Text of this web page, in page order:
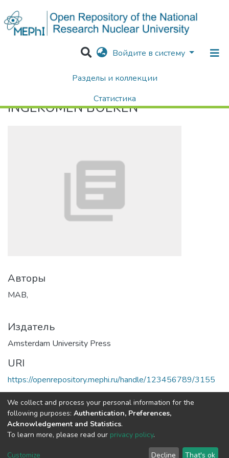
Войдите в систему
Разделы и коллекции
Статистика
INGEKOMEN BOEKEN
INGEKOMEN BOEKEN
Авторы
MAB,
Издатель
Amsterdam University Press
URI
https://openrepository.mephi.ru/handle/123456789/3155
Коллекции
Полная страница элемента
DSpace software copyright © 2002-2026 LYRASIS
We collect and process your personal information for the
following purposes: Authentication, Preferences,
Acknowledgement and Statistics.
To learn more, please read our privacy policy.
Customize Decline That's ok